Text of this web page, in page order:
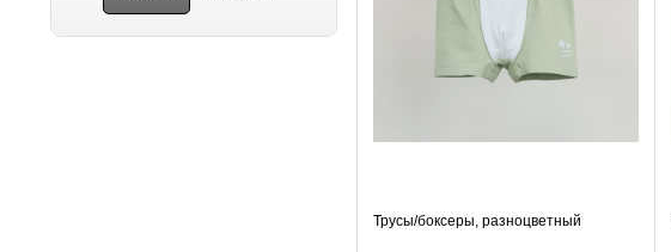
98 (2) 98-104 (
Трусы/боксеры, разноцветный